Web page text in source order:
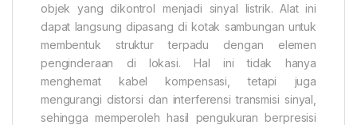
objek yang dikontrol menjadi sinyal listrik. Alat ini
dapat langsung dipasang di kotak sambungan untuk
membentuk struktur terpadu dengan elemen
penginderaan di lokasi. Hal ini tidak hanya
menghemat kabel kompensasi, tetapi juga
mengurangi distorsi dan interferensi transmisi sinyal,
sehingga memperoleh hasil pengukuran berpresisi